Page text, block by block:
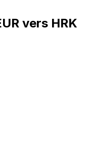
vers HRK